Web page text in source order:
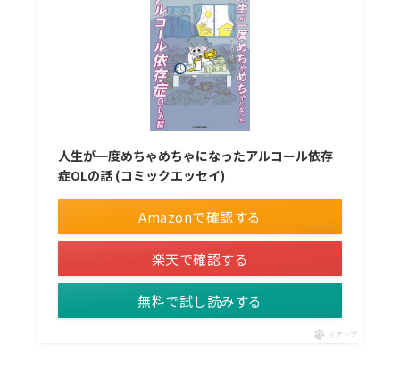
人生が一度めちゃめちゃになったアルコール依存
症OLの話 (コミックエッセイ)
Amazonで確認する
楽天で確認する
無料で試し読みする
ポチップ